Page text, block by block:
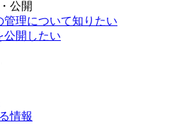
公開
管理について知りたい
公開したい
情報